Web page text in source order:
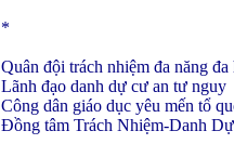
*
Quân đội trách nhiệm đa năng đa
Lãnh đạo danh dự cư an tư nguy
Công dân giáo dục yêu mến tổ
Đồng tâm Trách Nhiệm-Danh